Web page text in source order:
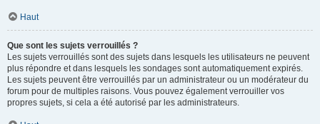
Haut
Que sont les sujets verrouillés ?
Les sujets verrouillés sont des sujets dans lesquels les utilisateurs ne peuvent
plus répondre et dans lesquels les sondages sont automatiquement expirés.
Les sujets peuvent être verrouillés par un administrateur ou un modérateur du
forum pour de multiples raisons. Vous pouvez également verrouiller vos
propres sujets, si cela a été autorisé par les administrateurs.